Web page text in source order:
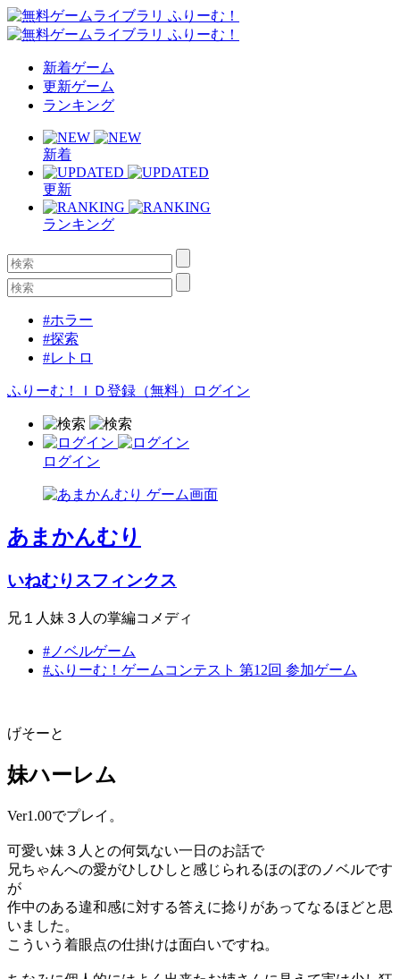
新着ゲーム
更新ゲーム
ランキング
新着
更新
ランキング
#ホラー
#探索
#レトロ
ふりーむ！ＩＤ登録（無料） ログイン
ログイン
あまかんむり
いねむりスフィンクス
兄１人妹３人の掌編コメディ
#ノベルゲーム
#ふりーむ！ゲームコンテスト 第12回 参加ゲーム
げそーと
妹ハーレム
Ver1.00でプレイ。
可愛い妹３人との何気ない一日のお話で
兄ちゃんへの愛がひしひしと感じられるほのぼのノベルです
が
作中のある違和感に対する答えに捻りがあってなるほどと思
いました。
こういう着眼点の仕掛けは面白いですね。